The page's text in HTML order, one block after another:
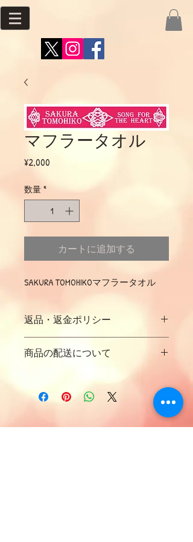
マフラータオル
¥2,000
数量 *
カートに追加する
SAKURA TOMOHIKOマフラータオル
返品・返金ポリシー
本的にできませんので
なお、商品が破損している場合はお問
い合わせフォームからご連絡ください
商品の配送について
商品の配送については配送料金は別に
なっておりますのと地域によって変わ
りますので予めご了承くださいませ